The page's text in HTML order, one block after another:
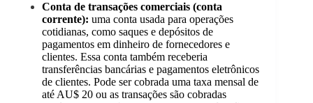
Conta de transações comerciais (conta
corrente): uma conta usada para operações
cotidianas, como saques e depósitos de
pagamentos em dinheiro de fornecedores e
clientes. Essa conta também receberia
transferências bancárias e pagamentos eletrônicos
de clientes. Pode ser cobrada uma taxa mensal de
até AU$ 20 ou as transações são cobradas